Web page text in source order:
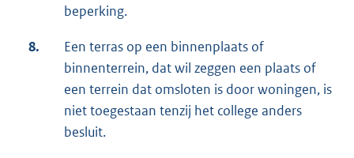
beperking.
8.
Een terras op een binnenplaats of
binnenterrein, dat wil zeggen een plaats of
een terrein dat omsloten is door woningen, is
niet toegestaan tenzij het college anders
besluit.